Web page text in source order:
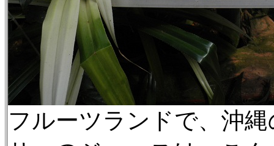
フルーツランドで、沖